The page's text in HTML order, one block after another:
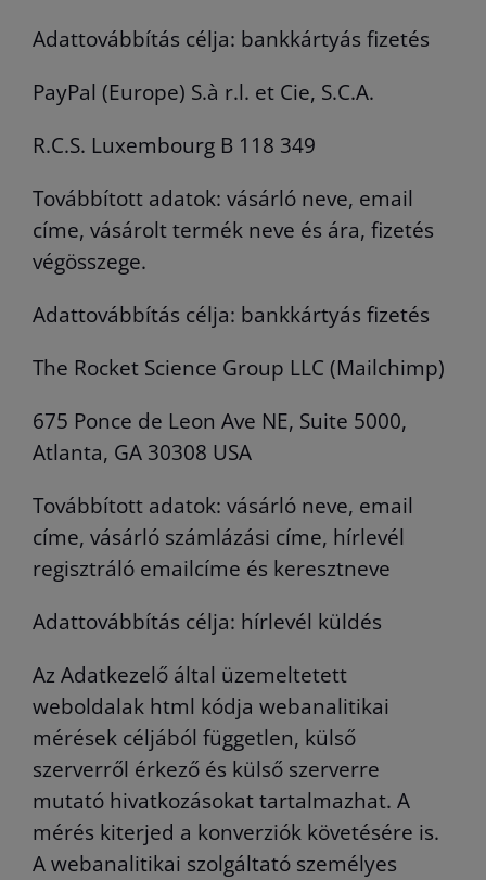
Adattovábbítás célja: bankkártyás fizetés
PayPal (Europe) S.à r.l. et Cie, S.C.A.
R.C.S. Luxembourg B 118 349
Továbbított adatok: vásárló neve, email
címe, vásárolt termék neve és ára, fizetés
végösszege.
Adattovábbítás célja: bankkártyás fizetés
The Rocket Science Group LLC (Mailchimp)
675 Ponce de Leon Ave NE, Suite 5000,
Atlanta, GA 30308 USA
Továbbított adatok: vásárló neve, email
címe, vásárló számlázási címe, hírlevél
regisztráló emailcíme és keresztneve
Adattovábbítás célja: hírlevél küldés
Az Adatkezelő által üzemeltetett
weboldalak html kódja webanalitikai
mérések céljából független, külső
szerverről érkező és külső szerverre
mutató hivatkozásokat tartalmazhat. A
mérés kiterjed a konverziók követésére is.
A webanalitikai szolgáltató személyes